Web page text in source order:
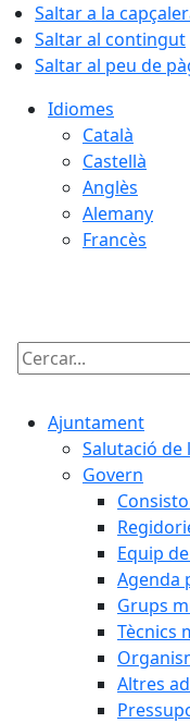
Saltar a la
Saltar al contingut
Saltar al peu de
Idiomes
Català
Castellà
Anglès
Alemany
Francès
Cercar:
Ajuntament
Salutació de
Govern
Equip
Agenda
Grups
Tècnics
Altres